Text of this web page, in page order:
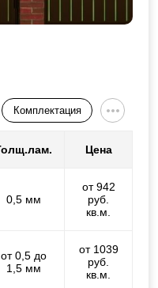
Комплектация
Цена
0,5 мм
от 942
руб.
кв.м.
от 0,5 до
1,5 мм
от 1039
руб.
кв.м.